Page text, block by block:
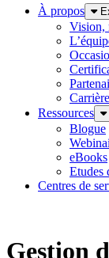
À propos
Vision,
Ressources
Blogue
eBooks
Etudes
Centres de
Gestion